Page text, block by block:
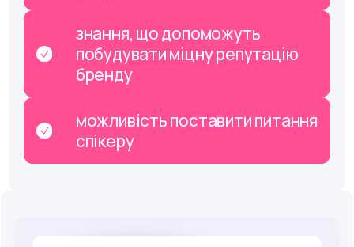
знання, що допоможуть
побудувати міцну репутацію
бренду
можливість поставити питання
cпікеру